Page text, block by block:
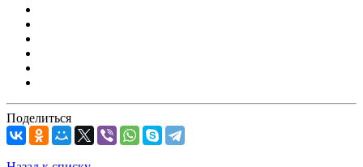
Поделиться